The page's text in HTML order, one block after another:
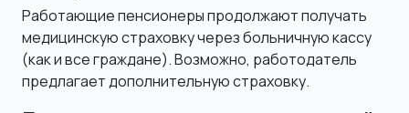
Работающие пенсионеры продолжают получать
медицинскую страховку через больничную кассу
(как и все граждане). Возможно, работодатель
предлагает дополнительную страховку.